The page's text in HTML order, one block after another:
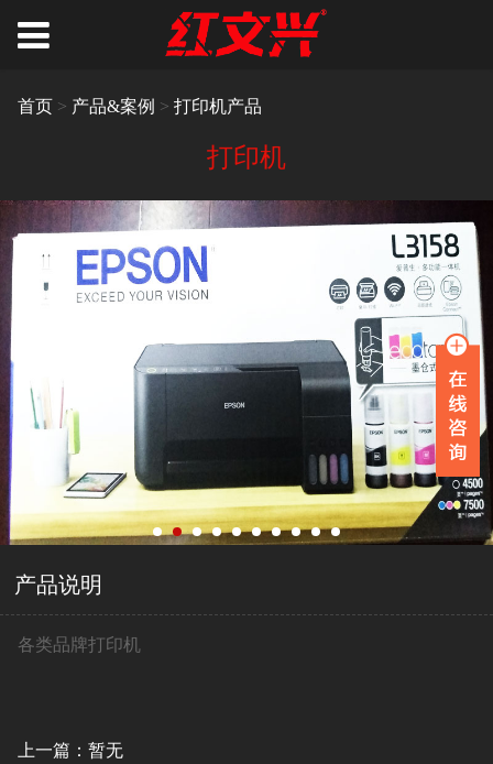
首页> 产品&案例 > 打印机产品
打印机
产品说明
各类品牌打印机
上一篇：暂无